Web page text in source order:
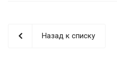
Назад к списку